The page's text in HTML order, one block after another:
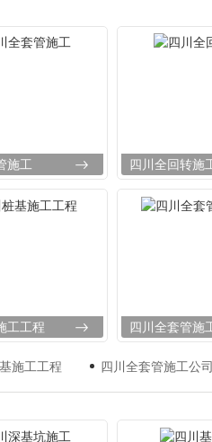
施工 四川全回转施
工工程 四川全套管施
施工工程 四川全套管施工公司